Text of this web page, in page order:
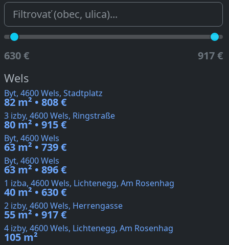
630 € 917 €
Wels
Byt, 4600 Wels, Stadtplatz
82 m² • 808 €
3 izby, 4600 Wels, Ringstraße
80 m² • 915 €
Byt, 4600 Wels
63 m² • 739 €
Byt, 4600 Wels
63 m² • 896 €
1 izba, 4600 Wels, Lichtenegg, Am Rosenhag
40 m² • 630 €
2 izby, 4600 Wels, Herrengasse
55 m² • 917 €
4 izby, 4600 Wels, Lichtenegg, Am Rosenhag
105 m²